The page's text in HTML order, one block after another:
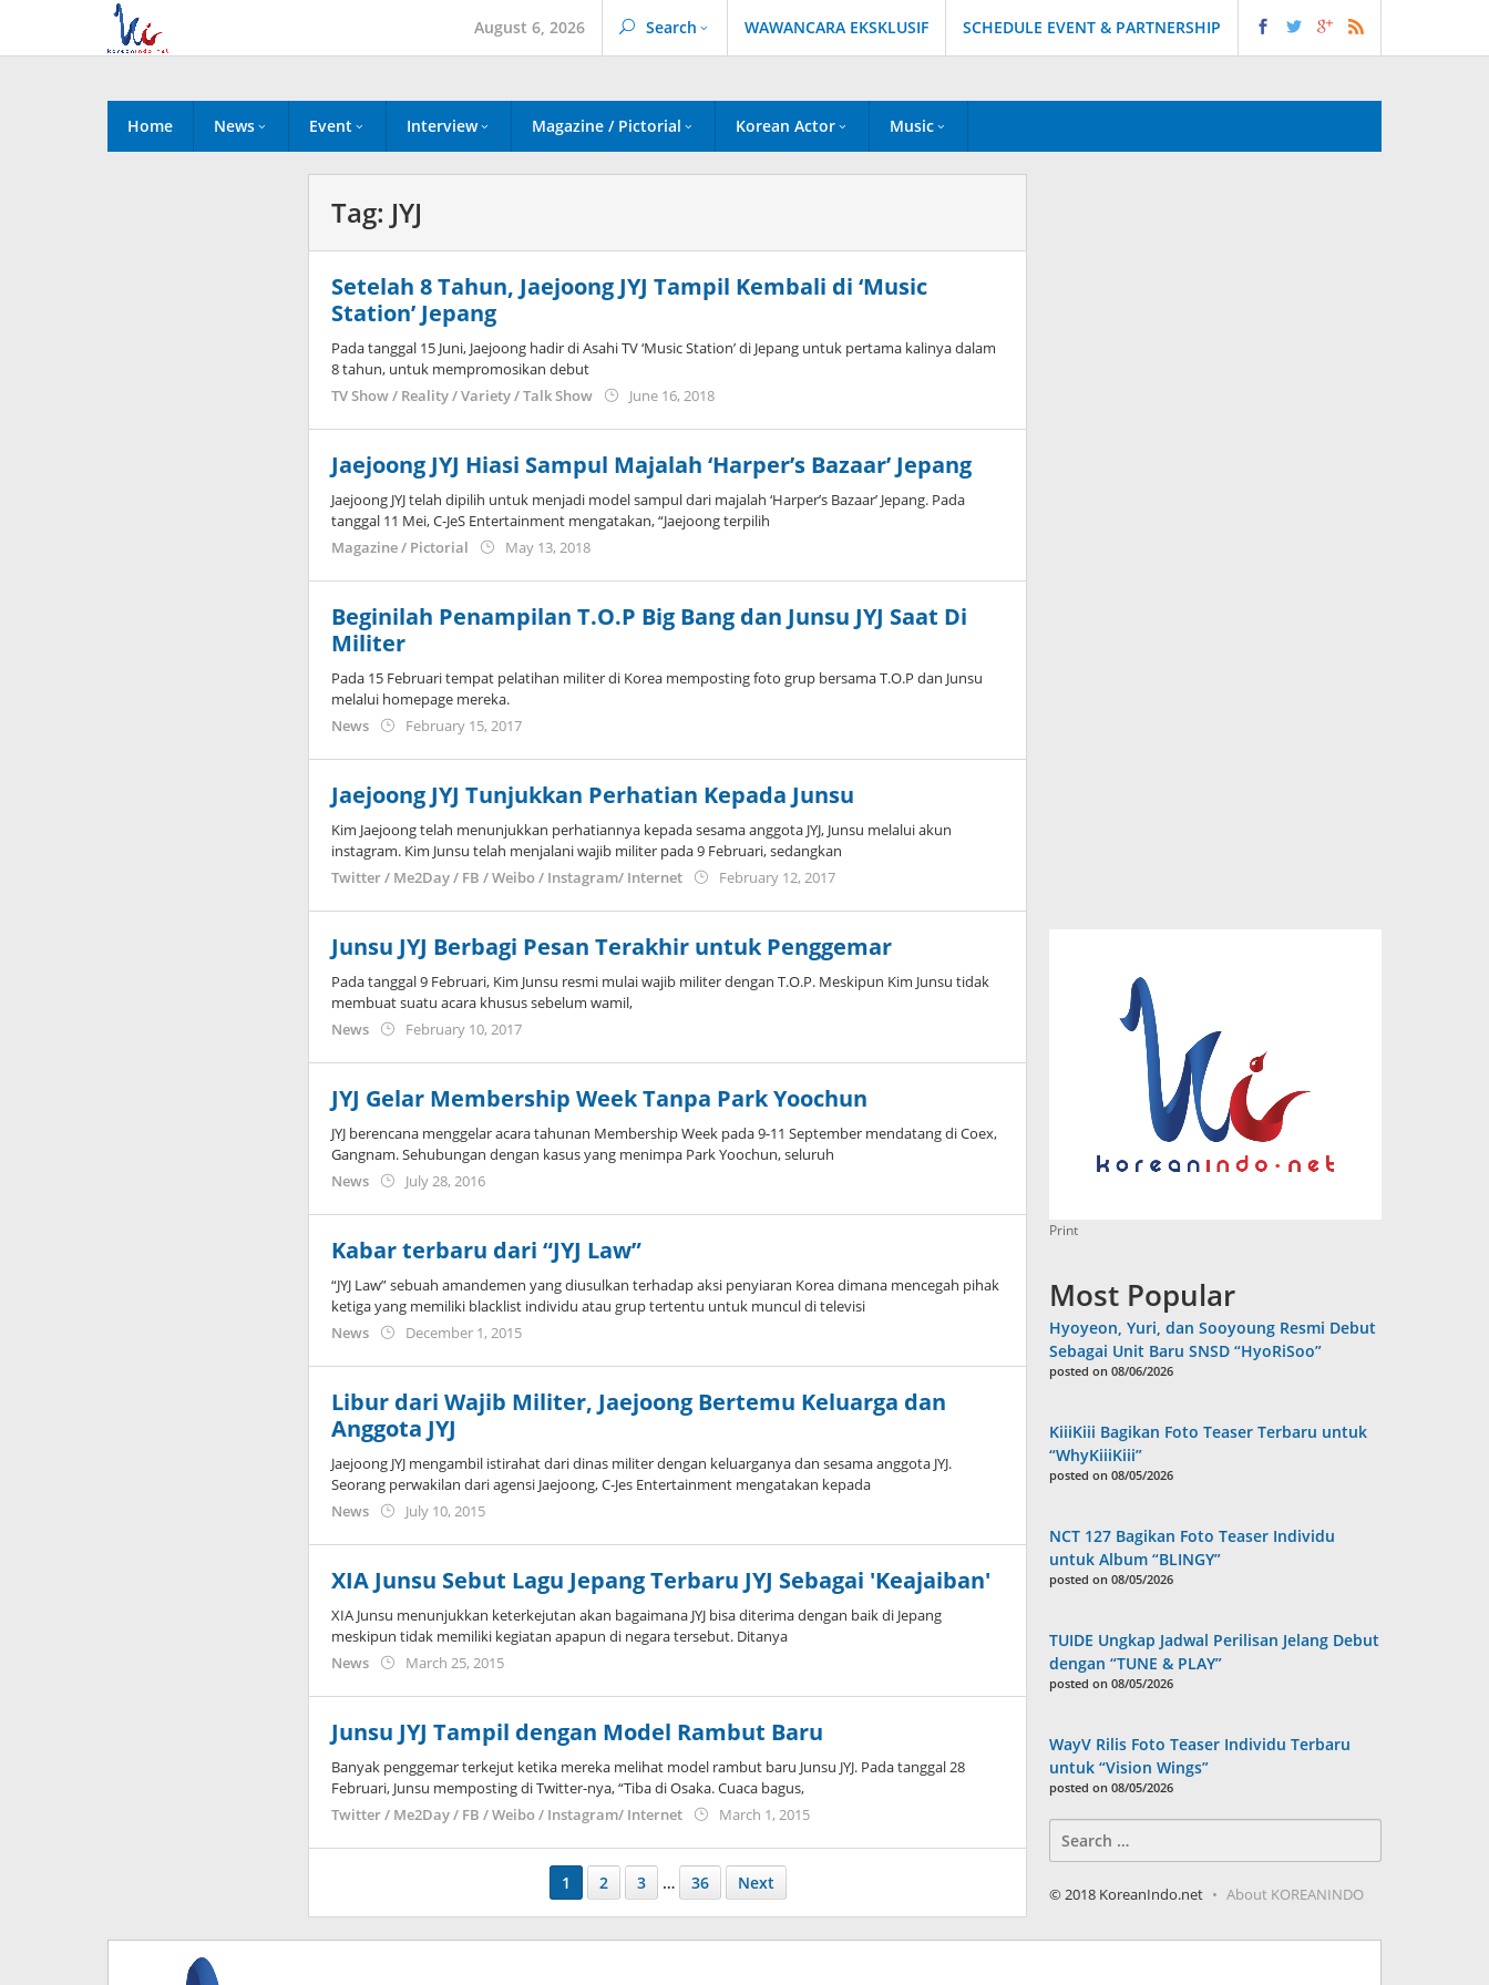
content
August 6, 2026 Search WAWANCARA EKSKLUSIF SCHEDULE EVENT & PARTNERSHIP
Home News Event Interview Magazine / Pictorial Korean Actor Music
Tag: JYJ
Setelah 8 Tahun, Jaejoong JYJ Tampil Kembali di ‘Music
Station’ Jepang
Pada tanggal 15 Juni, Jaejoong hadir di Asahi TV ‘Music Station’ di Jepang untuk pertama kalinya dalam
8 tahun, untuk mempromosikan debut
TV Show / Reality / Variety / Talk Show
June 16, 2018by
Jaejoong JYJ Hiasi Sampul Majalah ‘Harper’s Bazaar’ Jepang
Jaejoong JYJ telah dipilih untuk menjadi model sampul dari majalah ‘Harper’s Bazaar’ Jepang. Pada
tanggal 11 Mei, C-JeS Entertainment mengatakan, “Jaejoong terpilih
Magazine / Pictorial
May 13, 2018by
Beginilah Penampilan T.O.P Big Bang dan Junsu JYJ Saat Di
Militer
Pada 15 Februari tempat pelatihan militer di Korea memposting foto grup bersama T.O.P dan Junsu
melalui homepage mereka.
News
February 15, 2017by
Jaejoong JYJ Tunjukkan Perhatian Kepada Junsu
Kim Jaejoong telah menunjukkan perhatiannya kepada sesama anggota JYJ, Junsu melalui akun
instagram. Kim Junsu telah menjalani wajib militer pada 9 Februari, sedangkan
Twitter / Me2Day / FB / Weibo / Instagram/ Internet
February 12, 2017by
Junsu JYJ Berbagi Pesan Terakhir untuk Penggemar
Pada tanggal 9 Februari, Kim Junsu resmi mulai wajib militer dengan T.O.P. Meskipun Kim Junsu tidak
membuat suatu acara khusus sebelum wamil,
News
February 10, 2017by
JYJ Gelar Membership Week Tanpa Park Yoochun
JYJ berencana menggelar acara tahunan Membership Week pada 9-11 September mendatang di Coex,
Gangnam. Sehubungan dengan kasus yang menimpa Park Yoochun, seluruh
News
July 28, 2016by
Kabar terbaru dari “JYJ Law”
“JYJ Law” sebuah amandemen yang diusulkan terhadap aksi penyiaran Korea dimana mencegah pihak
ketiga yang memiliki blacklist individu atau grup tertentu untuk muncul di televisi
News
December 1, 2015by
Libur dari Wajib Militer, Jaejoong Bertemu Keluarga dan
Anggota JYJ
Jaejoong JYJ mengambil istirahat dari dinas militer dengan keluarganya dan sesama anggota JYJ.
Seorang perwakilan dari agensi Jaejoong, C-Jes Entertainment mengatakan kepada
News
July 10, 2015by
XIA Junsu Sebut Lagu Jepang Terbaru JYJ Sebagai 'Keajaiban'
XIA Junsu menunjukkan keterkejutan akan bagaimana JYJ bisa diterima dengan baik di Jepang
meskipun tidak memiliki kegiatan apapun di negara tersebut. Ditanya
News
March 25, 2015by
Junsu JYJ Tampil dengan Model Rambut Baru
Banyak penggemar terkejut ketika mereka melihat model rambut baru Junsu JYJ. Pada tanggal 28
Februari, Junsu memposting di Twitter-nya, “Tiba di Osaka. Cuaca bagus,
Twitter / Me2Day / FB / Weibo / Instagram/ Internet
March 1, 2015by
1 2 3 … 36 Next
Print
Most Popular
Hyoyeon, Yuri, dan Sooyoung Resmi Debut
Sebagai Unit Baru SNSD “HyoRiSoo”
posted on 08/06/2026
KiiiKiii Bagikan Foto Teaser Terbaru untuk
“WhyKiiiKiii”
posted on 08/05/2026
NCT 127 Bagikan Foto Teaser Individu
untuk Album “BLINGY”
posted on 08/05/2026
TUIDE Ungkap Jadwal Perilisan Jelang Debut
dengan “TUNE & PLAY”
posted on 08/05/2026
WayV Rilis Foto Teaser Individu Terbaru
untuk “Vision Wings”
posted on 08/05/2026
for:
© 2018 KoreanIndo.net About KOREANINDO